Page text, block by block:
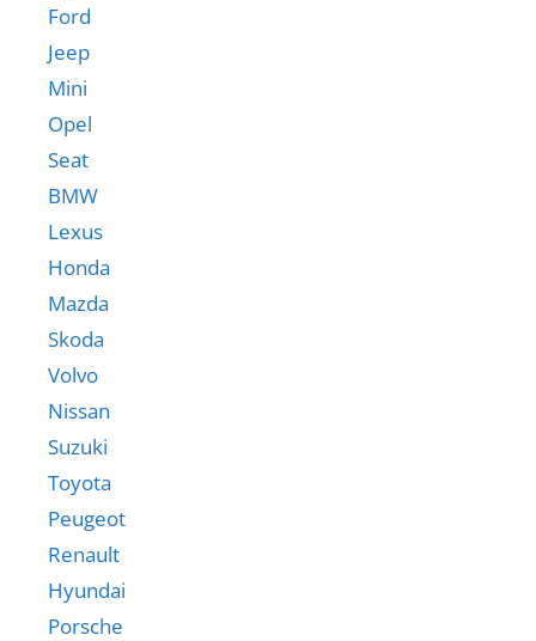
Ford
Jeep
Mini
Opel
Seat
BMW
Lexus
Honda
Mazda
Skoda
Volvo
Nissan
Suzuki
Toyota
Peugeot
Renault
Hyundai
Porsche